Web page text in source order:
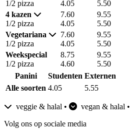
1/2 pizza
4.05
5.50
4 kazen
1/2 pizza
7.60
4.05
9.55
5.50
Vegetariana
1/2 pizza
7.60
4.05
9.55
5.50
Weekspecial
1/2 pizza
8.75
4.60
9.55
5.50
Menu Italian Corner - panini.
Panini Studenten Externen
Alle soorten 4.05 5.55
veggie & halal • vegan & halal •
Volg ons op sociale media